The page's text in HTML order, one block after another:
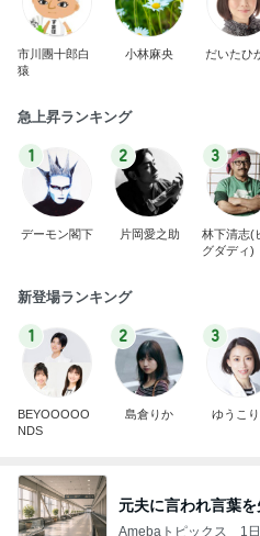
市川團十郎白
猿
小林麻央 だいたひ
急上昇ランキング
1
デーモン閣下
2
片岡愛之助
3
林下清志(
グダディ)
新登場ランキング
1
BEYOOOOO
NDS
2
島倉りか
3
ゆうこ
元夫に言われ言葉
Amebaトピックス 1